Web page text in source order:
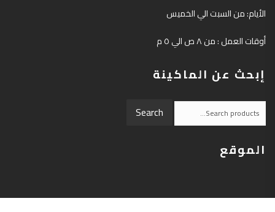
الأيام: من السبت الي الخميس
أوقات العمل : من ٨ ص الي ٥ م
إبحث عن الماكينة
Search
for:
Search
الموقع